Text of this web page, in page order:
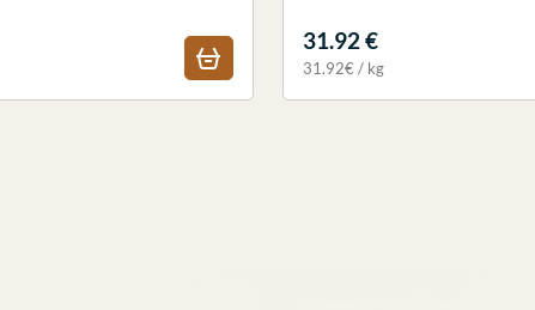
31.92 €
31.92€ / kg